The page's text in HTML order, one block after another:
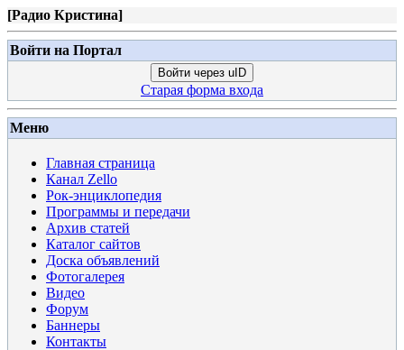
[Радио Кристина]
Войти на Портал
Войти через uID
Старая форма входа
Меню
Главная страница
Канал Zello
Рок-энциклопедия
Программы и передачи
Архив статей
Каталог сайтов
Доска объявлений
Фотогалерея
Видео
Форум
Баннеры
Контакты